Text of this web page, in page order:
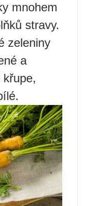
mnohem
stravy.
zeleniny
a